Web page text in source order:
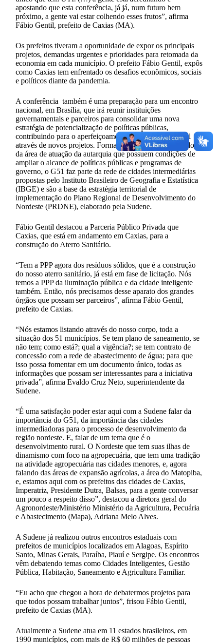
apostando que esta conferência, já já, num futuro bem
próximo, a gente vai estar colhendo esses frutos”, afirma
Fábio Gentil, prefeito de Caxias (MA).
Os prefeitos tiveram a oportunidade de expor os principais
projetos, demandas urgentes e prioridades para retomada da
economia em cada município. O prefeito Fábio Gentil, expôs
como Caxias tem enfrentado os desafios econômicos, sociais
e políticos diante da pandemia.
A conferência também é uma preparação para um encontro
nacional, em Brasília, que irá reunir instituições
governamentais e parceiros para consolidar uma nova
estratégia de potencialização de políticas públicas,
contribuindo para o aperfeiçoamento da gestão municipal
através de novos projetos. Formado pelos municípios-polo
da área de atuação da autarquia que possuem condições de
ampliar o alcance de políticas públicas e programas de
governo, o G51 faz parte da rede de cidades intermediárias
propostas pelo Instituto Brasileiro de Geografia e Estatística
(IBGE) e são a base da estratégia territorial de
implementação do Plano Regional de Desenvolvimento do
Nordeste (PRDNE), elaborado pela Sudene.
Fábio Gentil destacou a Parceria Público Privada que
Caxias, que está em andamento em Caxias, para a
construção do Aterro Sanitário.
“Tem a PPP agora dos resíduos sólidos, que é a construção
do nosso aterro sanitário, já está em fase de licitação. Nós
temos a PPP da iluminação pública e da cidade inteligente
também. Então, nós precisamos desse aparato dos grandes
órgãos que possam ser parceiros”, afirma Fábio Gentil,
prefeito de Caxias.
“Nós estamos listando através do nosso corpo, toda a
situação dos 51 municípios. Se tem plano de saneamento, se
não tem; como está?; qual a vigência?; se tem contrato de
concessão com a rede de abastecimento de água; para que
isso possa fomentar em um documento único, todas as
informações que possam ser interessantes para a iniciativa
privada”, afirma Evaldo Cruz Neto, superintendente da
Sudene.
“É uma satisfação poder estar aqui com a Sudene falar da
importância do G51, da importância das cidades
intermediadoras para o processo de desenvolvimento da
região nordeste. E, falar de um tema que é o
desenvolvimento rural. O Nordeste que tem suas ilhas de
dinamismo com foco na agropecuária, que tem uma tradição
na atividade agropecuária nas cidades menores, e, agora
falando das áreas de expansão agrícolas, a área do Matopiba,
e, estamos aqui com os prefeitos das cidades de Caxias,
Imperatriz, Presidente Dutra, Balsas, para a gente conversar
um pouco a respeito disso”, destacou a diretora geral do
Agronordeste/Ministério Ministério da Agricultura, Pecuária
e Abastecimento (Mapa), Adriana Melo Alves.
A Sudene já realizou outros encontros estaduais com
prefeitos de municípios localizados em Alagoas, Espírito
Santo, Minas Gerais, Paraíba, Piauí e Sergipe. Os encontros
vêm debatendo temas como Cidades Inteligentes, Gestão
Pública, Habitação, Saneamento e Agricultura Familiar.
“Eu acho que chegou a hora de debatermos projetos para
que todos possam trabalhar juntos”, frisou Fábio Gentil,
prefeito de Caxias (MA).
Atualmente a Sudene atua em 11 estados brasileiros, em
1990 municípios, com mais de R$ 60 milhões de pessoas